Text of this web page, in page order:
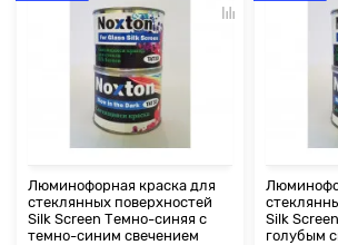
Люминофорная краска для
стеклянных поверхностей
Silk Screen Темно-синяя с
темно-синим свечением
Silk
голубым